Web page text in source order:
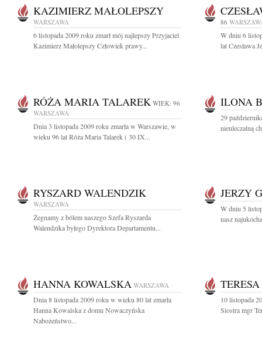
KAZIMIERZ MAŁOLEPSZY
WARSZAWA
6 listopada 2009 roku zmarł mój najlepszy Przyjaciel
Kazimierz Małolepszy Człowiek prawy...
86
W dniu 6
lat Czesława
RÓŻA MARIA TALAREK WIEK: 96
WARSZAWA
Dnia 3 listopada 2009 roku zmarła w Warszawie, w
wieku 96 lat Róża Maria Talarek ( 30 IX...
ILONA
29
nieuleczalną
RYSZARD WALENDZIK
WARSZAWA
Żegnamy z bólem naszego Szefa Ryszarda
Walendzika byłego Dyrektora Departamentu...
JERZY
W dniu 5
nasz
HANNA KOWALSKA WARSZAWA
Dnia 8 listopada 2009 roku w wieku 80 lat zmarła
Hanna Kowalska z domu Nowaczyńska
Nabożeństwo...
10 listopada
Siostra mgr